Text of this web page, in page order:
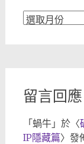
文
留言回應
「 蝸牛」於〈
IP隱藏篇〉發